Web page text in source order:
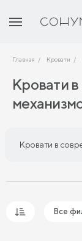
Главная Кровати
Кровати
Кровати в
Все